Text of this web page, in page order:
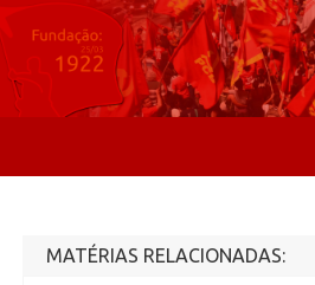
MATÉRIAS RELACIONADAS: